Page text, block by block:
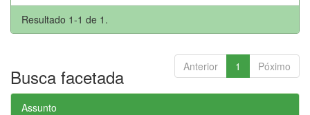
Resultado 1-1 de 1.
Anterior 1 Póximo
Busca facetada
Assunto